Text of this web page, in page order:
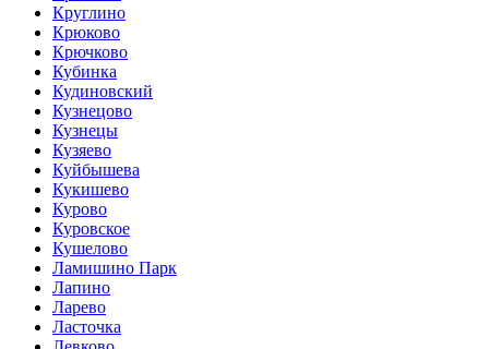
Круглино
Крюково
Крючково
Кубинка
Кудиновский
Кузнецово
Кузнецы
Кузяево
Куйбышева
Кукишево
Курово
Куровское
Кушелово
Ламишино Парк
Лапино
Ларево
Ласточка